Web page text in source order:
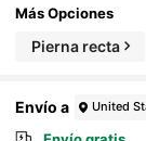
Más Opciones
Pierna recta
Envío a United